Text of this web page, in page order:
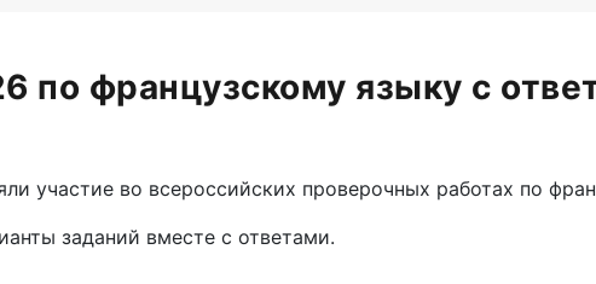
по французскому языку с
участие во всероссийских проверочных работах по
заданий вместе с ответами.